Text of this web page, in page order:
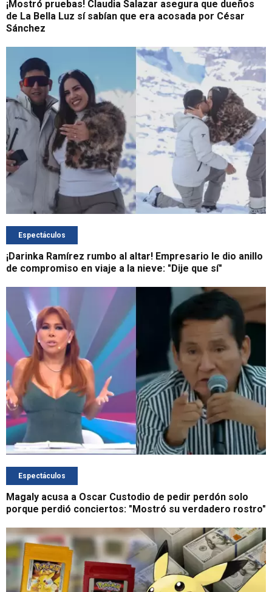
¡Mostró pruebas! Claudia Salazar asegura que dueños
de La Bella Luz sí sabían que era acosada por César
Sánchez
Espectáculos
¡Darinka Ramírez rumbo al altar! Empresario le dio anillo
de compromiso en viaje a la nieve: "Dije que sí"
Espectáculos
Magaly acusa a Oscar Custodio de pedir perdón solo
porque perdió conciertos: "Mostró su verdadero rostro"